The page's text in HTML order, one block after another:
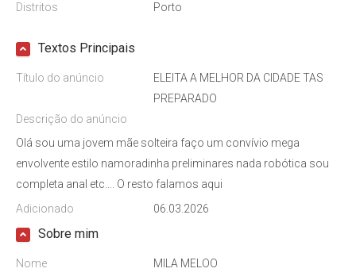
Distritos Porto
Textos Principais
Título do anúncio
ELEITA A MELHOR DA CIDADE TAS
PREPARADO
Descrição do anúncio
Olá sou uma jovem mãe solteira faço um convívio mega
envolvente estilo namoradinha preliminares nada robótica sou
completa anal etc…. O resto falamos aqui
Adicionado
06.03.2026
Sobre mim
Nome
MILA MELOO